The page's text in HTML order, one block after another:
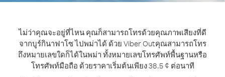
ไม่ว่าคุณจะอยู่ที่ไหน คุณก็สามารถโทรด้วยคุณภาพเสียงที่ดี
จากบูร์กินาฟาโซ ไปพม่าได้ ด้วย Viber Outคุณสามารถโทร
ถึงหมายเลขใดก็ได้ในพม่า ทั้งหมายเลขโทรศัพท์พื้นฐานหรือ
โทรศัพท์มือถือ ด้วยราคาเริ่มต้นเพียง 38.5 ¢ ต่อนาที